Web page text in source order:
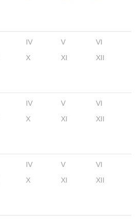
IV V
VI
X XI XII
IV V
VI
X XI XII
IV V
VI
X XI XII